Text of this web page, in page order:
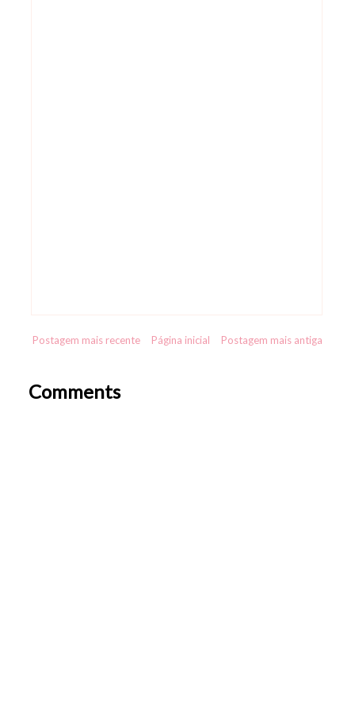
Postagem mais recente Postagem mais antiga
Página inicial
Comments